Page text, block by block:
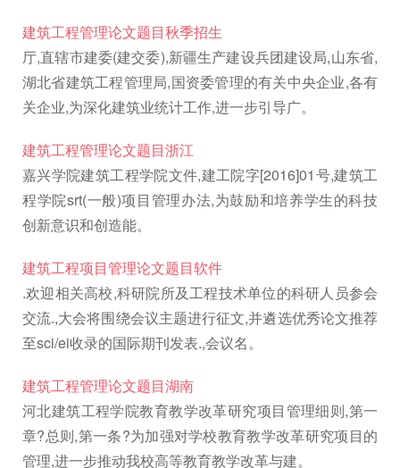
建筑工程管理论文题目秋季招生
厅,直辖市建委(建交委),新疆生产建设兵团建设局,山东省,
湖北省建筑工程管理局,国资委管理的有关中央企业,各有
关企业,为深化建筑业统计工作,进一步引导广。
建筑工程管理论文题目浙江
嘉兴学院建筑工程学院文件,建工院字[2016]01号,建筑工
程学院srt(一般)项目管理办法,为鼓励和培养学生的科技
创新意识和创造能。
建筑工程项目管理论文题目软件
.欢迎相关高校,科研院所及工程技术单位的科研人员参会
交流.,大会将围绕会议主题进行征文,并遴选优秀论文推荐
至sci/ei收录的国际期刊发表.,会议名。
建筑工程管理论文题目湖南
河北建筑工程学院教育教学改革研究项目管理细则,第一
章?总则,第一条?为加强对学校教育教学改革研究项目的
管理,进一步推动我校高等教育教学改革与建。